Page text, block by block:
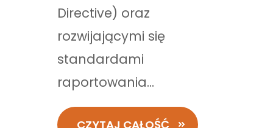
Directive) oraz
rozwijającymi się
standardami
raportowania...
CZYTAJ CAŁOŚĆ